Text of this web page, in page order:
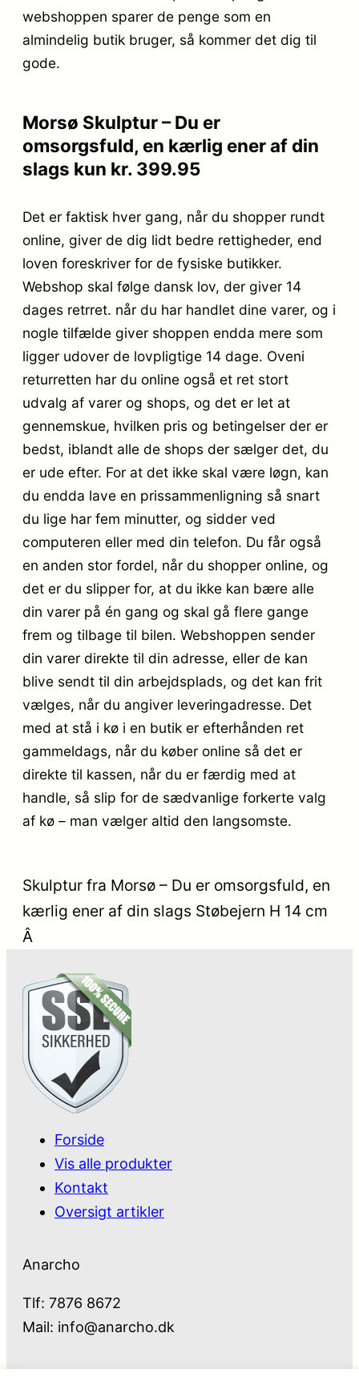
webshoppen sparer de penge som en
almindelig butik bruger, så kommer det dig til
gode.
Morsø Skulptur – Du er
omsorgsfuld, en kærlig ener af din
slags kun kr. 399.95
Det er faktisk hver gang, når du shopper rundt
online, giver de dig lidt bedre rettigheder, end
loven foreskriver for de fysiske butikker.
Webshop skal følge dansk lov, der giver 14
dages retrret. når du har handlet dine varer, og i
nogle tilfælde giver shoppen endda mere som
ligger udover de lovpligtige 14 dage. Oveni
returretten har du online også et ret stort
udvalg af varer og shops, og det er let at
gennemskue, hvilken pris og betingelser der er
bedst, iblandt alle de shops der sælger det, du
er ude efter. For at det ikke skal være løgn, kan
du endda lave en prissammenligning så snart
du lige har fem minutter, og sidder ved
computeren eller med din telefon. Du får også
en anden stor fordel, når du shopper online, og
det er du slipper for, at du ikke kan bære alle
din varer på én gang og skal gå flere gange
frem og tilbage til bilen. Webshoppen sender
din varer direkte til din adresse, eller de kan
blive sendt til din arbejdsplads, og det kan frit
vælges, når du angiver leveringadresse. Det
med at stå i kø i en butik er efterhånden ret
gammeldags, når du køber online så det er
direkte til kassen, når du er færdig med at
handle, så slip for de sædvanlige forkerte valg
af kø – man vælger altid den langsomste.
Skulptur fra Morsø – Du er omsorgsfuld, en
kærlig ener af din slags Støbejern H 14 cm
Â
Forside
Vis alle produkter
Kontakt
Oversigt artikler
Anarcho
Tlf: 7876 8672
Mail: info@anarcho.dk